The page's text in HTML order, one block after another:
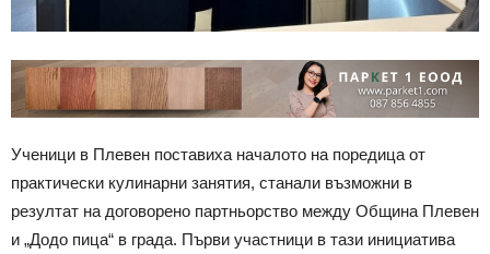
Ученици в Плевен поставиха началото на поредица от
практически кулинарни занятия, станали възможни в
резултат на договорено партньорство между Община Плевен
и „Додо пица“ в града. Първи участници в тази инициатива